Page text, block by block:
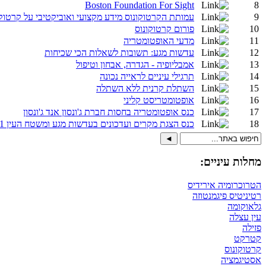
8
Boston Foundation For Sight
9
עמותת הקרטוקונוס מידע מקצועי ואוביקטיבי על
10
פורום קרטוקונוס
11
מדעי האופטומטריה
12
עדשות מגע: תשובות לשאלות הכי שכיחות
13
אמבליופיה - הגדרה, אבחון וטיפול
14
תרגילי עיניים לראייה נכונה
15
השתלת קרנית ללא השתלה
16
אופטומטריסט קליני
17
כנס אופטומטריה בחסות חברת ג'ונסון אנד ג'ונסון
18
כנס הצגת מקרים ועדכונים בעדשות מגע ומשטח העין 1.11.11
מחלות עיניים:
הטרוכרומיה אירידיס
רטיניטיס פיגמנטוזה
גלאוקומה
עין עצלה
פזילה
קטרקט
קרטוקונוס
אסטיגמציה